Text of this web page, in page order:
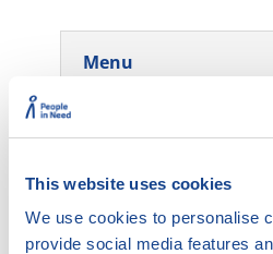
This website uses cookies
We use cookies to personalise
provide social media features
Menu
2. Právo a právní řád